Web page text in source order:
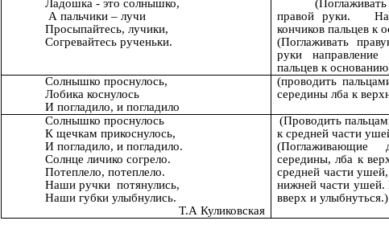
Ладошка - это солнышко,
А пальчики – лучи
Просыпайтесь, лучики,
Согревайтесь рученьки.
правой руки.
кончиков пальцев к
(Поглаживать
руки
пальцев к
Солнышко проснулось,
Лобика коснулось
И погладило, и погладило
(проводить
середины лба к
Солнышко проснулось
К щечкам прикоснулось,
И погладило, и погладило.
Солнце личико согрело.
Потеплело, потеплело.
Наши ручки потянулись,
Наши губки улыбнулись.
Т.А Куликовская
(Проводить
к средней части
(Поглаживающие
середины, лба к
средней части
нижней части ушей.
вверх и улыбнуться.)